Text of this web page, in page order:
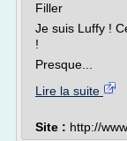
Filler
Je suis Luffy !
!
Presque...
Lire la suite
Site : http://